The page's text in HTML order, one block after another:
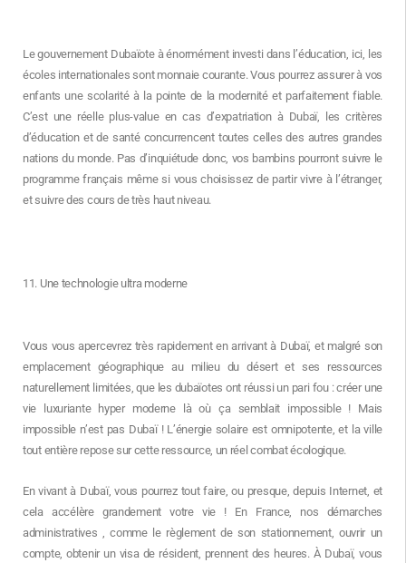
Le gouvernement Dubaïote à énormément investi dans l’éducation, ici, les
écoles internationales sont monnaie courante. Vous pourrez assurer à vos
enfants une scolarité à la pointe de la modernité et parfaitement fiable.
C’est une réelle plus-value en cas d’expatriation à Dubaï, les critères
d’éducation et de santé concurrencent toutes celles des autres grandes
nations du monde. Pas d’inquiétude donc, vos bambins pourront suivre le
programme français même si vous choisissez de partir vivre à l’étranger,
et suivre des cours de très haut niveau.
11. Une technologie ultra moderne
Vous vous apercevrez très rapidement en arrivant à Dubaï, et malgré son
emplacement géographique au milieu du désert et ses ressources
naturellement limitées, que les dubaïotes ont réussi un pari fou : créer une
vie luxuriante hyper moderne là où ça semblait impossible ! Mais
impossible n’est pas Dubaï ! L’énergie solaire est omnipotente, et la ville
tout entière repose sur cette ressource, un réel combat écologique.
En vivant à Dubaï, vous pourrez tout faire, ou presque, depuis Internet, et
cela accélère grandement votre vie ! En France, nos démarches
administratives , comme le règlement de son stationnement, ouvrir un
compte, obtenir un visa de résident, prennent des heures. À Dubaï, vous